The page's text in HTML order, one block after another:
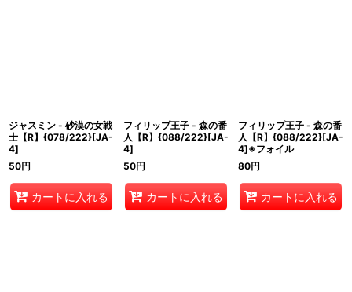
ジャスミン - 砂漠の女戦
士【R】{078/222}[JA-
4]
50円
カートに入れる
フィリップ王子 - 森の番
人【R】{088/222}[JA-
4]
50円
カートに入れる
フィリップ王子 - 森の番
人【R】{088/222}[JA-
4]※フォイル
80円
カートに入れる